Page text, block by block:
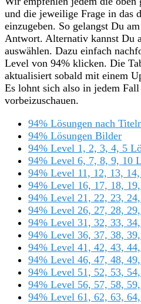
und die jeweilige Frage in das
einzugeben. So gelangst Du
Antwort. Alternativ kannst Du
auswählen. Dazu einfach
Level von 94% klicken. Die
aktualisiert sobald mit einem
Es lohnt sich also in jedem
vorbeizuschauen.
94% Lösungen nach
94% Lösungen Bilder
94% Level 1, 2, 3, 4, 5
94% Level 6, 7, 8, 9, 10
94% Level 11, 12, 13,
94% Level 16, 17, 18,
94% Level 21, 22, 23,
94% Level 26, 27, 28,
94% Level 31, 32, 33,
94% Level 36, 37, 38,
94% Level 41, 42, 43,
94% Level 46, 47, 48,
94% Level 51, 52, 53,
94% Level 56, 57, 58,
94% Level 61, 62, 63,